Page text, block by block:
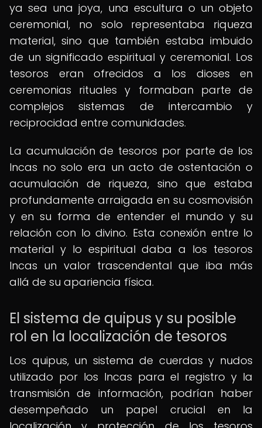
ya sea una joya, una escultura o un objeto
ceremonial, no solo representaba riqueza
material, sino que también estaba imbuido
de un significado espiritual y ceremonial. Los
tesoros eran ofrecidos a los dioses en
ceremonias rituales y formaban parte de
complejos sistemas de intercambio y
reciprocidad entre comunidades.
La acumulación de tesoros por parte de los
Incas no solo era un acto de ostentación o
acumulación de riqueza, sino que estaba
profundamente arraigada en su cosmovisión
y en su forma de entender el mundo y su
relación con lo divino. Esta conexión entre lo
material y lo espiritual daba a los tesoros
Incas un valor trascendental que iba más
allá de su apariencia física.
El sistema de quipus y su posible
rol en la localización de tesoros
Los quipus, un sistema de cuerdas y nudos
utilizado por los Incas para el registro y la
transmisión de información, podrían haber
desempeñado un papel crucial en la